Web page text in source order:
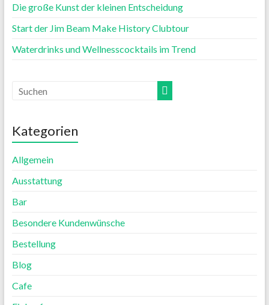
Die große Kunst der kleinen Entscheidung
Start der Jim Beam Make History Clubtour
Waterdrinks und Wellnesscocktails im Trend
Kategorien
Allgemein
Ausstattung
Bar
Besondere Kundenwünsche
Bestellung
Blog
Cafe